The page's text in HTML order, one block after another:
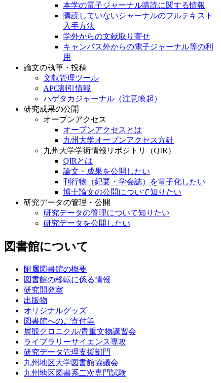
本学の電子ジャーナル購読に関する情報
購読していないジャーナルのフルテキスト
入手方法
学外からの文献取り寄せ
キャンパス外からの電子ジャーナル等の利
用
論文の執筆・投稿
文献管理ツール
APC割引情報
ハゲタカジャーナル（注意喚起）
研究成果の公開
オープンアクセス
オープンアクセスとは
九州大学オープンアクセス方針
九州大学学術情報リポジトリ（QIR）
QIRとは
論文・成果を公開したい
刊行物（紀要・学会誌）を電子化したい
博士論文の公開について知りたい
研究データの管理・公開
研究データの管理について知りたい
研究データを公開したい
図書館について
附属図書館の概要
図書館の移転に係る情報
研究開発室
出版物
オリジナルグッズ
図書館へのご寄付等
展観クロニクル/貴重文物講習会
ライブラリーサイエンス専攻
研究データ管理支援部門
九州地区大学図書館協議会
九州地区図書系二次専門試験